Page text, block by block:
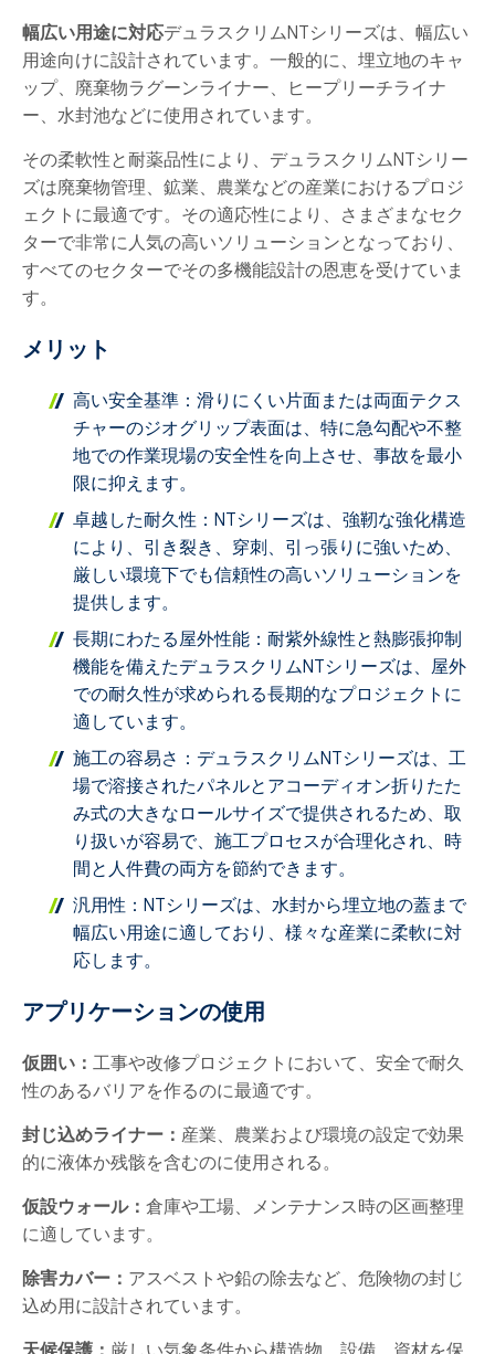
幅広い用途に対応デュラスクリムNTシリーズは、幅広い
用途向けに設計されています。一般的に、埋立地のキャ
ップ、廃棄物ラグーンライナー、ヒープリーチライナ
ー、水封池などに使用されています。
その柔軟性と耐薬品性により、デュラスクリムNTシリー
ズは廃棄物管理、鉱業、農業などの産業におけるプロジ
ェクトに最適です。その適応性により、さまざまなセク
ターで非常に人気の高いソリューションとなっており、
すべてのセクターでその多機能設計の恩恵を受けていま
す。
メリット
高い安全基準：滑りにくい片面または両面テクス
チャーのジオグリップ表面は、特に急勾配や不整
地での作業現場の安全性を向上させ、事故を最小
限に抑えます。
卓越した耐久性：NTシリーズは、強靭な強化構造
により、引き裂き、穿刺、引っ張りに強いため、
厳しい環境下でも信頼性の高いソリューションを
提供します。
長期にわたる屋外性能：耐紫外線性と熱膨張抑制
機能を備えたデュラスクリムNTシリーズは、屋外
での耐久性が求められる長期的なプロジェクトに
適しています。
施工の容易さ：デュラスクリムNTシリーズは、工
場で溶接されたパネルとアコーディオン折りたた
み式の大きなロールサイズで提供されるため、取
り扱いが容易で、施工プロセスが合理化され、時
間と人件費の両方を節約できます。
汎用性：NTシリーズは、水封から埋立地の蓋まで
幅広い用途に適しており、様々な産業に柔軟に対
応します。
アプリケーションの使用
仮囲い： 工事や改修プロジェクトにおいて、安全で耐久
性のあるバリアを作るのに最適です。
封じ込めライナー： 産業、農業および環境の設定で効果
的に液体か残骸を含むのに使用される。
仮設ウォール： 倉庫や工場、メンテナンス時の区画整理
に適しています。
除害カバー： アスベストや鉛の除去など、危険物の封じ
込め用に設計されています。